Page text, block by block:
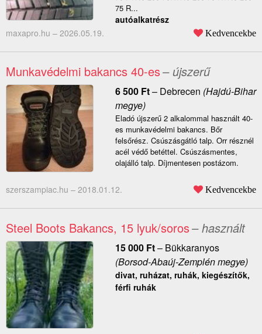
75 R...
autóalkatrész
maxapro.hu – 2026.05.19. Kedvencekbe
Munkavédelmi bakancs 40-es– újszerű
6 500 Ft– Debrecen (Hajdú-Bihar
megye)
Eladó újszerű 2 alkalommal használt 40-
es munkavédelmi bakancs. Bőr
felsőrész. Csúszásgátló talp. Orr résznél
acél védő betéttel. Csúszásmentes,
olajálló talp. Díjmentesen postázom.
szerszampiac.hu – 2018.01.12. Kedvencekbe
Steel Boots Bakancs, 15 lyuk/soros– használt
15 000 Ft– Bükkaranyos
(Borsod-Abaúj-Zemplén megye)
divat, ruházat, ruhák, kiegészítők,
férfi ruhák